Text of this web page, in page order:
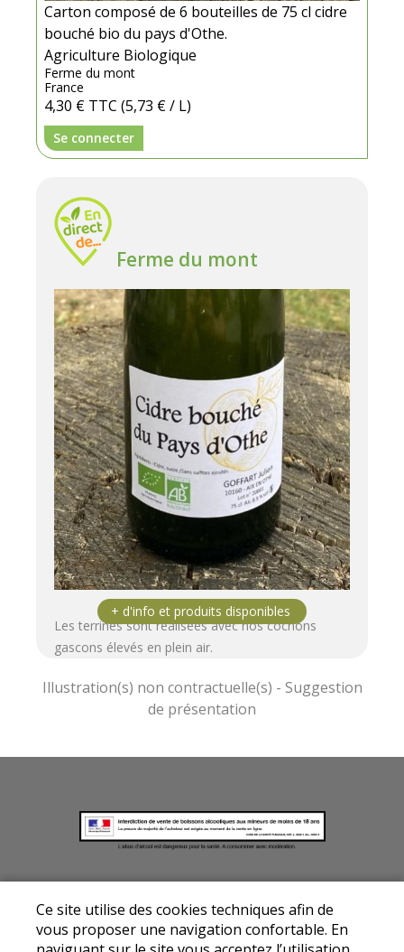
Carton composé de 6 bouteilles de 75 cl cidre
bouché bio du pays d'Othe.
Agriculture Biologique
Ferme du mont
France
4,30 € TTC (5,73 € / L)
Se connecter
Ferme du mont
Les terrines sont réalisées avec nos cochons
gascons élevés en plein air.
Conditions Générales de
Ventes|Protection des données personnelles
© Copyright 2026 - Drive fermier Auxerre - Tous
Ce site utilise des cookies techniques afin de
vous proposer une navigation confortable. En